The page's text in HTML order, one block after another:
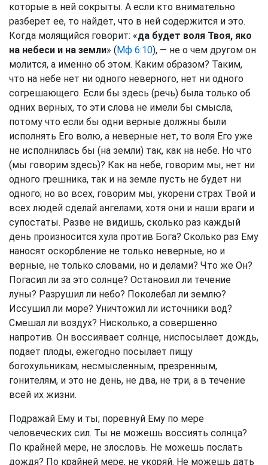
которые в ней сокрыты. А если кто внимательно
разберет ее, то найдет, что в ней содержится и это.
Когда молящийся говорит: «да будет воля Твоя, яко
на небеси и на земли» (Мф 6:10), — не о чем другом он
молится, а именно об этом. Каким образом? Таким,
что на небе нет ни одного неверного, нет ни одного
согрешающего. Если бы здесь (речь) была только об
одних верных, то эти слова не имели бы смысла,
потому что если бы одни верные должны были
исполнять Его волю, а неверные нет, то воля Его уже
не исполнилась бы (на земли) так, как на небе. Но что
(мы говорим здесь)? Как на небе, говорим мы, нет ни
одного грешника, так и на земле пусть не будет ни
одного; но во всех, говорим мы, укорени страх Твой и
всех людей сделай ангелами, хотя они и наши враги и
супостаты. Разве не видишь, сколько раз каждый
день произносится хула против Бога? Сколько раз Ему
наносят оскорбление не только неверные, но и
верные, не только словами, но и делами? Что же Он?
Погасил ли за это солнце? Остановил ли течение
луны? Разрушил ли небо? Поколебал ли землю?
Иссушил ли море? Уничтожил ли источники вод?
Смешал ли воздух? Нисколько, а совершенно
напротив. Он воссиявает солнце, ниспосылает дождь,
подает плоды, ежегодно посылает пищу
богохульникам, несмысленным, презренным,
гонителям, и это не день, не два, не три, а в течение
всей их жизни.
Подражай Ему и ты; поревнуй Ему по мере
человеческих сил. Ты не можешь воссиять солнца?
По крайней мере, не злословь. Не можешь послать
дождя? По крайней мере, не укоряй. Не можешь дать